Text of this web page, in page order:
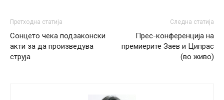
Претходна статија
Сонцето чека подзаконски
акти за да произведува
струја
Следна статија
Прес-конференција на
премиерите Заев и Ципрас
(во живо)